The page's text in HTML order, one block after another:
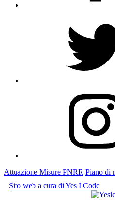
Attuazione Misure PNRR Piano di
Sito web a cura di Yes I Code